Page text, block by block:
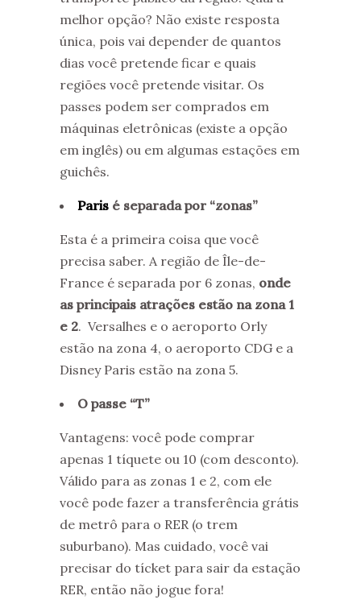
melhor opção? Não existe resposta
única, pois vai depender de quantos
dias você pretende ficar e quais
regiões você pretende visitar. Os
passes podem ser comprados em
máquinas eletrônicas (existe a opção
em inglês) ou em algumas estações em
guichês.
Paris é separada por “zonas”
Esta é a primeira coisa que você
precisa saber. A região de Île-de-
France é separada por 6 zonas, onde
as principais atrações estão na zona 1
e 2. Versalhes e o aeroporto Orly
estão na zona 4, o aeroporto CDG e a
Disney Paris estão na zona 5.
O passe “T”
Vantagens: você pode comprar
apenas 1 tíquete ou 10 (com desconto).
Válido para as zonas 1 e 2, com ele
você pode fazer a transferência grátis
de metrô para o RER (o trem
suburbano). Mas cuidado, você vai
precisar do tícket para sair da estação
RER, então não jogue fora!